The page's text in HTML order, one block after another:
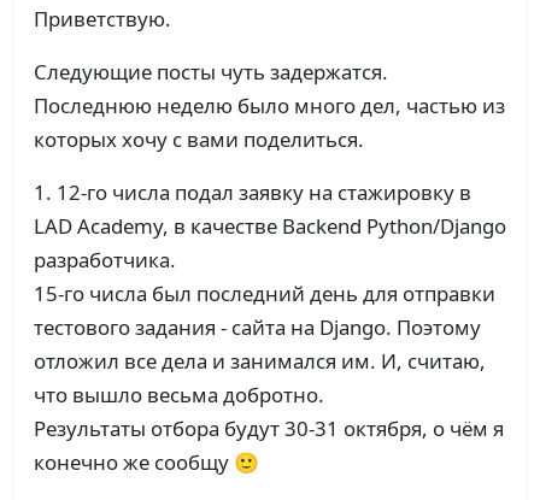
Приветствую.
Следующие посты чуть задержатся.
Последнюю неделю было много дел, частью из
которых хочу с вами поделиться.
1. 12-го числа подал заявку на стажировку в
LAD Academy, в качестве Backend Python/Django
разработчика.
15-го числа был последний день для отправки
тестового задания - сайта на Django. Поэтому
отложил все дела и занимался им. И, считаю,
что вышло весьма добротно.
Результаты отбора будут 30-31 октября, о чём я
конечно же сообщу 🙂